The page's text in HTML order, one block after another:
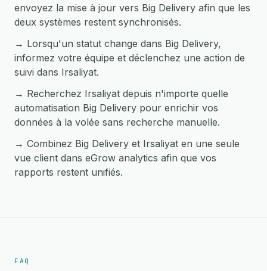
envoyez la mise à jour vers Big Delivery afin que les
deux systèmes restent synchronisés.
→ Lorsqu'un statut change dans Big Delivery,
informez votre équipe et déclenchez une action de
suivi dans Irsaliyat.
→ Recherchez Irsaliyat depuis n'importe quelle
automatisation Big Delivery pour enrichir vos
données à la volée sans recherche manuelle.
→ Combinez Big Delivery et Irsaliyat en une seule
vue client dans eGrow analytics afin que vos
rapports restent unifiés.
FAQ